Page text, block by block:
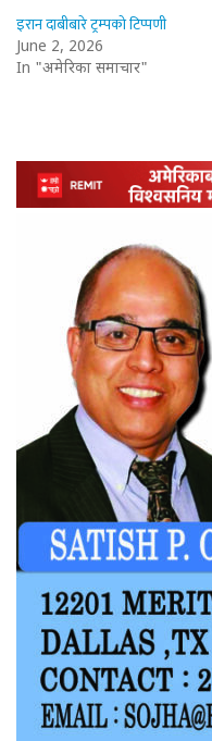
इरान दाबीबारे ट्रम्पको टिप्पणी
June 2, 2026
In "अमेरिका समाचार"